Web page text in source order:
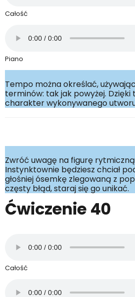
Całość
Piano
Tempo można określać,
terminów: tak jak powyżej.
charakter wykonywanego
Zwróć uwagę na figurę
Instynktownie będziesz chciał
głośniej ósemkę zlegowaną z
częsty błąd, staraj się go unikać.
Ćwiczenie 40
Całość